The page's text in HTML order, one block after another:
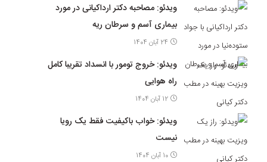
ویدئو: مصاحبه دکتر ارداکیانی در مورد
بیماری آسم و سرطان ریه
24 آبان 1404
ویدئو: خروج تومور با انسداد تقریبا کامل
راه هوایی
12 آبان 1404
ویدئو: خواب باکیفیت فقط یک رویا
نیست
10 آبان 1404